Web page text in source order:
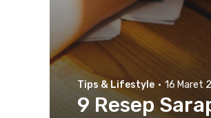
Tips & Lifestyle · 16 Maret
9 Resep